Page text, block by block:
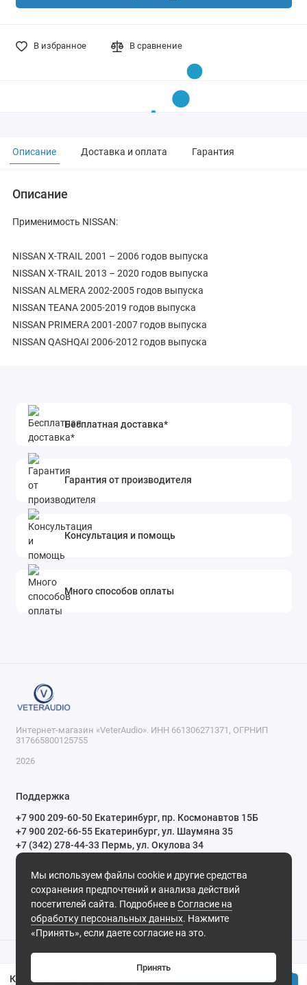
В избранное В сравнение
Описание Доставка и оплата Гарантия
Описание
Применимость NISSAN:
NISSAN X-TRAIL 2001 – 2006 годов выпуска
NISSAN X-TRAIL 2013 – 2020 годов выпуска
NISSAN ALMERA 2002-2005 годов выпуска
NISSAN TEANA 2005-2019 годов выпуска
NISSAN PRIMERA 2001-2007 годов выпуска
NISSAN QASHQAI 2006-2012 годов выпуска
Бесплатная доставка*
Гарантия от производителя
Консультация и помощь
Много способов оплаты
Мы используем файлы cookie и другие средства
сохранения предпочтений и анализа действий
посетителей сайта. Подробнее вСогласие на
обработку персональных данных. Нажмите
«Принять», если даете согласие на это.
Принять
Интернет-магазин «VeterAudio». ИНН 661306271371, ОГРНИП
317665800125755
2026
Поддержка
+7 900 209-60-50 Екатеринбург, пр. Космонавтов 15Б
+7 900 202-66-55 Екатеринбург, ул. Шаумяна 35
+7 (342) 278-44-33 Пермь, ул. Окулова 34
Мы в сети